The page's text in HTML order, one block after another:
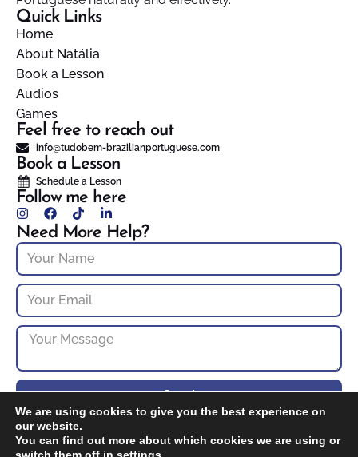
Quick Links
Home
About Natália
Book a Lesson
Audios
Games
Feel free to reach out
info@tudobem-brazilianportuguese.com
Book a Lesson
Schedule a Lesson
Follow me here
Need More Help?
Send
© 2025 Tudo bem? Brazilian Portuguese – NH Portuguese Tutoring. All
We are using cookies to give you the best experience on
our website.
You can find out more about which cookies we are using or